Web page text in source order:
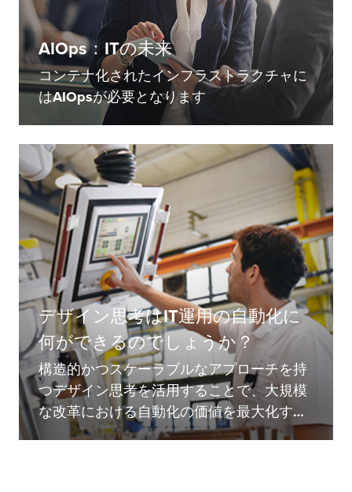
AIOps：ITの未来
コンテナ化されたインフラストラクチャに
はAIOpsが必要となります
デザイン思考はIT運用の自動化に
何ができるのでしょうか？
構造的かつスケーラブルなアプローチを持
つデザイン思考を活用することで、大規模
な改革における自動化の価値を最大化する
ことが可能となります